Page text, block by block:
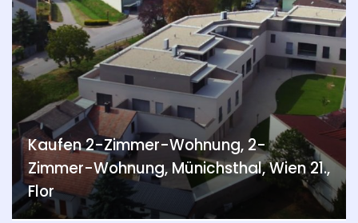
Kaufen 2-Zimmer-Wohnung, 2-
Zimmer-Wohnung, Münichsthal, Wien 21.,
Flor